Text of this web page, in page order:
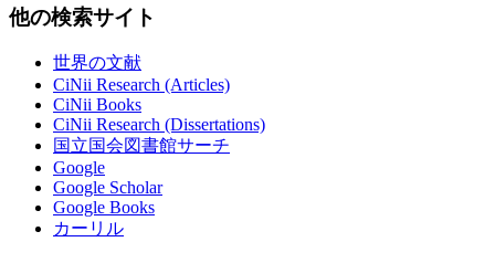
他の検索サイト
世界の文献
CiNii Research (Articles)
CiNii Books
CiNii Research (Dissertations)
国立国会図書館サーチ
Google
Google Scholar
Google Books
カーリル